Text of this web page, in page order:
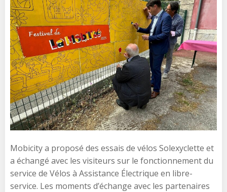
Mobicity a proposé des essais de vélos Solexyclette et
a échangé avec les visiteurs sur le fonctionnement du
service de Vélos à Assistance Électrique en libre-
service. Les moments d’échange avec les partenaires